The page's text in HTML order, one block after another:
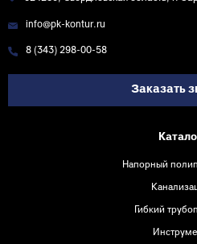
info@pk-kontur.ru
8 (343) 298-00-58
Заказать
Напорный
Гибкий